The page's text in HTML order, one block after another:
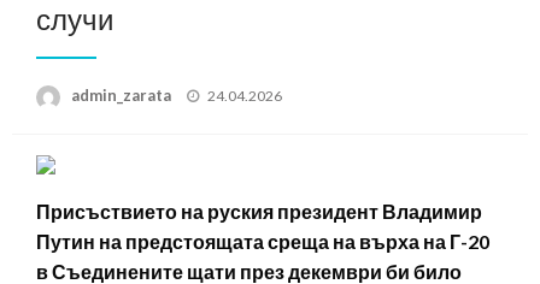
случи
admin_zarata
Posted
24.04.2026
Присъствието на руския президент Владимир
Путин на предстоящата среща на върха на Г-20
в Съединените щати през декември би било